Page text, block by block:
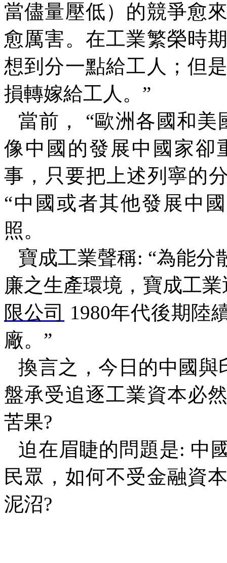
當儘量壓低）的競爭愈
愈厲害。在工業繁榮時
想到分一點給工人；但
損轉嫁給工人。 ”
當前，
“歐洲各國和美
像中國的發展中國家卻
事，只要把上述列寧的
“中國或者其他發展中
照。
寶成工業聲稱: “為能分
廉之生產環境，寶成工
限公司 1980年代後期陸
廠。 ”
換言之，今日的中國
盤承受追逐工業資本必
苦果?
迫在眉睫的問題是: 中
民眾，如何不受金融資
泥沼?